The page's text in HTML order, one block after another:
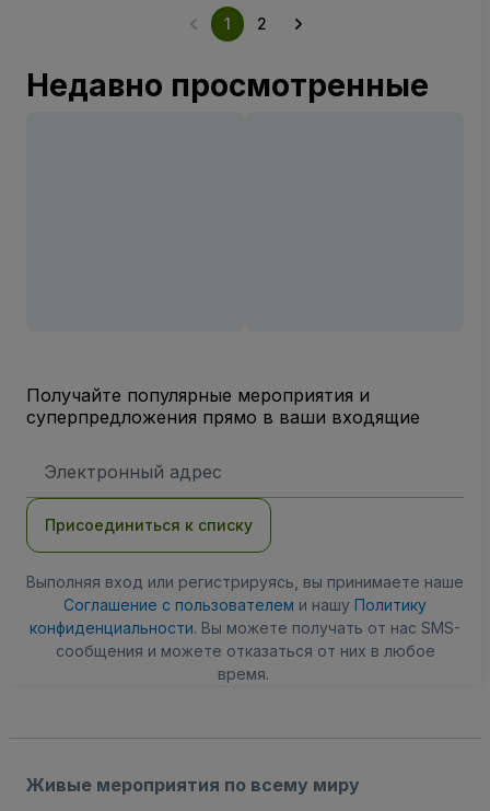
1 2
Недавно просмотренные
Получайте популярные мероприятия и
суперпредложения прямо в ваши входящие
электронной
Присоединиться к списку
Выполняя вход или регистрируясь, вы принимаете наше
Соглашение с пользователем и нашу Политику
конфиденциальности. Вы можете получать от нас SMS-
сообщения и можете отказаться от них в любое
время.
Живые мероприятия по всему миру